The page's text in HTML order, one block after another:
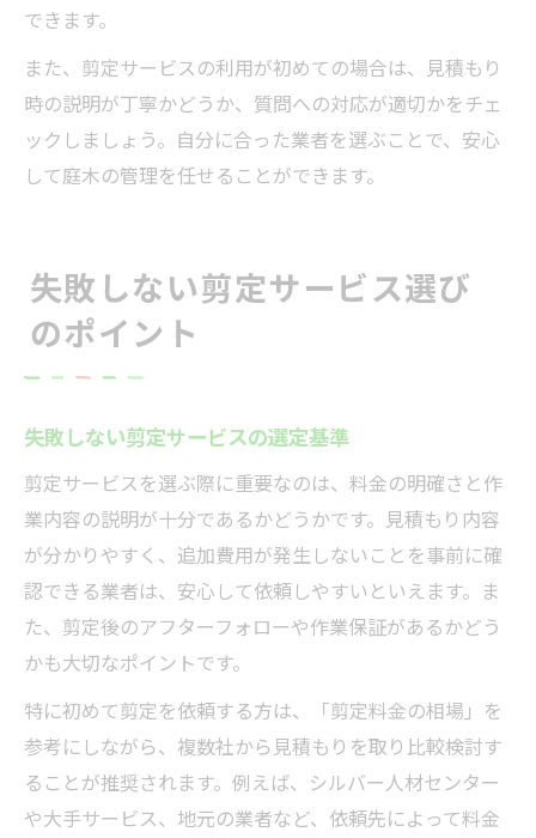
できます。
また、剪定サービスの利用が初めての場合は、見積もり
時の説明が丁寧かどうか、質問への対応が適切かをチェ
ックしましょう。自分に合った業者を選ぶことで、安心
して庭木の管理を任せることができます。
失敗しない剪定サービス選び
のポイント
失敗しない剪定サービスの選定基準
剪定サービスを選ぶ際に重要なのは、料金の明確さと作
業内容の説明が十分であるかどうかです。見積もり内容
が分かりやすく、追加費用が発生しないことを事前に確
認できる業者は、安心して依頼しやすいといえます。ま
た、剪定後のアフターフォローや作業保証があるかどう
かも大切なポイントです。
特に初めて剪定を依頼する方は、「剪定料金の相場」を
参考にしながら、複数社から見積もりを取り比較検討す
ることが推奨されます。例えば、シルバー人材センター
や大手サービス、地元の業者など、依頼先によって料金